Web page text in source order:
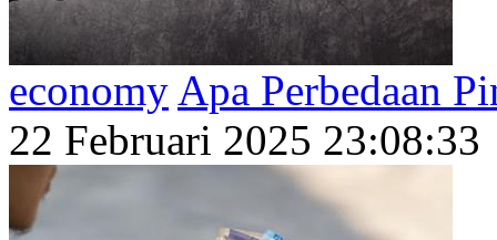
economy Apa Perbedaan
22 Februari 2025 23:08:33